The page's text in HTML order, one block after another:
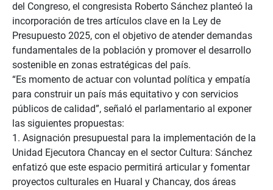
del Congreso, el congresista Roberto Sánchez planteó la
incorporación de tres artículos clave en la Ley de
Presupuesto 2025, con el objetivo de atender demandas
fundamentales de la población y promover el desarrollo
sostenible en zonas estratégicas del país.
“Es momento de actuar con voluntad política y empatía
para construir un país más equitativo y con servicios
públicos de calidad”, señaló el parlamentario al exponer
las siguientes propuestas:
1. Asignación presupuestal para la implementación de la
Unidad Ejecutora Chancay en el sector Cultura: Sánchez
enfatizó que este espacio permitirá articular y fomentar
proyectos culturales en Huaral y Chancay, dos áreas